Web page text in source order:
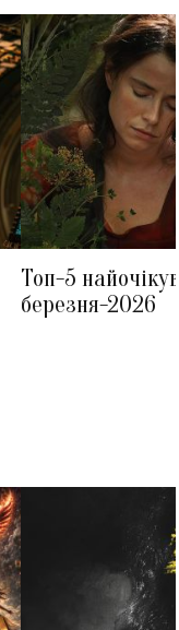
Топ-5
березня-2026